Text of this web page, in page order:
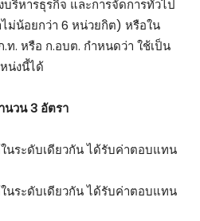
ริหารธุรกิจ และการจัดการทั่วไป
ม่น้อยกว่า 6 หน่วยกิต) หรือใน
ท. หรือ ก.อบต. กำหนดว่า ใช้เป็น
น่งนี้ได้
นวน 3 อัตรา
ระดับเดียวกัน ได้รับค่าตอบแทน
ระดับเดียวกัน ได้รับค่าตอบแทน